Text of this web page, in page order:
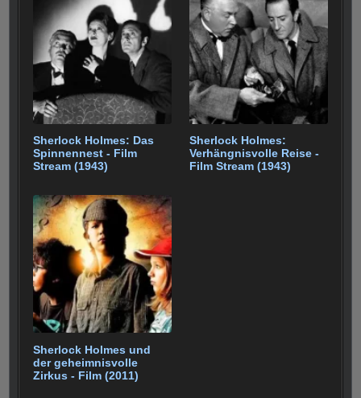
Sherlock Holmes: Das
Spinnennest - Film
Stream (1943)
Sherlock Holmes:
Verhängnisvolle Reise -
Film Stream (1943)
Sherlock Holmes und
der geheimnisvolle
Zirkus - Film (2011)